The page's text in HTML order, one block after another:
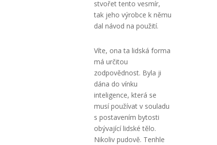
stvořet tento vesmír,
tak jeho výrobce k němu
dal návod na použití.
Víte, ona ta lidská forma
má určitou
zodpovědnost. Byla ji
dána do vínku
inteligence, která se
musí používat v souladu
s postavením bytosti
obývající lidské tělo.
Nikoliv pudově. Tenhle